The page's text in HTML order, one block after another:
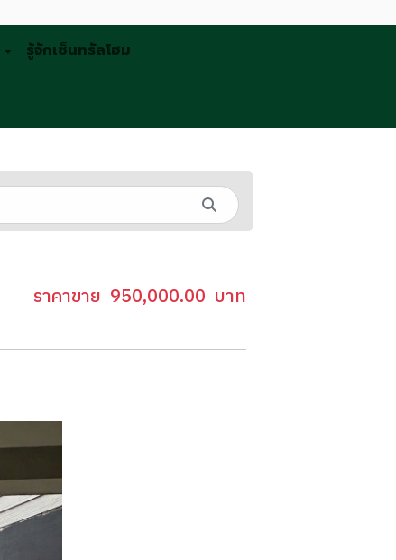
รู้จักเซ็นทรัลโฮม
ราคาขาย 950,000.00 บาท